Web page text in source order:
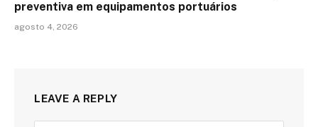
preventiva em equipamentos portuários
agosto 4, 2026
LEAVE A REPLY